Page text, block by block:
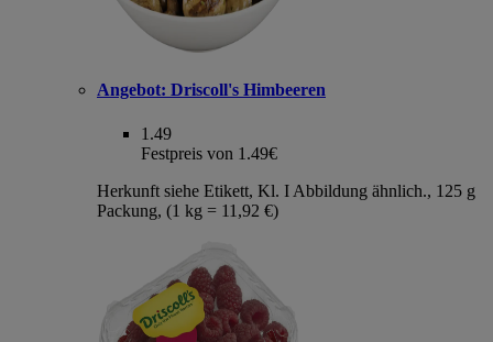
Angebot: Driscoll's Himbeeren
1.49
Festpreis von 1.49€
Herkunft siehe Etikett, Kl. I Abbildung ähnlich., 125 g
Packung, (1 kg = 11,92 €)